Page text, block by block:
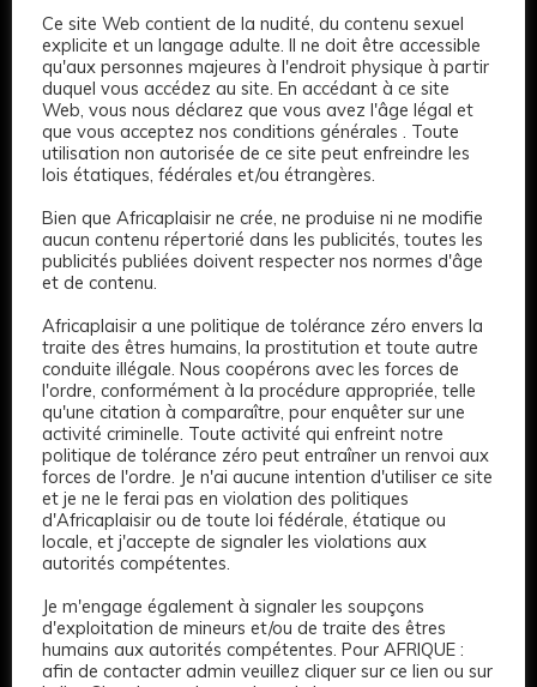
Omaima
150 €
170 CM Long Bruns
Bruns
Gros
Complet
VIP
Jasmine
250 €
Ce site Web contient de la nudité, du contenu sexuel
explicite et un langage adulte. Il ne doit être accessible
qu'aux personnes majeures à l'endroit physique à partir
duquel vous accédez au site. En accédant à ce site
Web, vous nous déclarez que vous avez l'âge légal et
que vous acceptez nos conditions générales . Toute
utilisation non autorisée de ce site peut enfreindre les
lois étatiques, fédérales et/ou étrangères.
Bien que Africaplaisir ne crée, ne produise ni ne modifie
aucun contenu répertorié dans les publicités, toutes les
publicités publiées doivent respecter nos normes d'âge
et de contenu.
Africaplaisir a une politique de tolérance zéro envers la
traite des êtres humains, la prostitution et toute autre
conduite illégale. Nous coopérons avec les forces de
l'ordre, conformément à la procédure appropriée, telle
qu'une citation à comparaître, pour enquêter sur une
activité criminelle. Toute activité qui enfreint notre
politique de tolérance zéro peut entraîner un renvoi aux
forces de l'ordre. Je n'ai aucune intention d'utiliser ce site
et je ne le ferai pas en violation des politiques
d'Africaplaisir ou de toute loi fédérale, étatique ou
locale, et j'accepte de signaler les violations aux
autorités compétentes.
Je m'engage également à signaler les soupçons
d'exploitation de mineurs et/ou de traite des êtres
humains aux autorités compétentes. Pour AFRIQUE :
afin de contacter admin veuillez cliquer sur ce lien ou sur